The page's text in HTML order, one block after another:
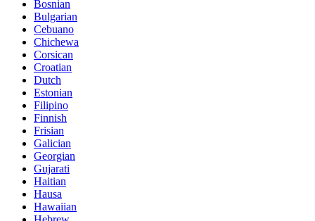
Bosnian
Bulgarian
Cebuano
Chichewa
Corsican
Croatian
Dutch
Estonian
Filipino
Finnish
Frisian
Galician
Georgian
Gujarati
Haitian
Hausa
Hawaiian